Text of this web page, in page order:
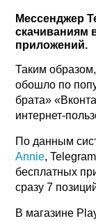
Мессенджер
скачиваниям
приложений.
Таким
обошло по
брата»
интернет-
По данным
Annie,
бесплатных
сразу 7
В магазине